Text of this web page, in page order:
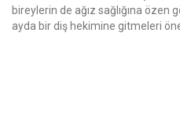
bireylerin de ağız sağlığına
ayda bir diş hekimine gitmeleri